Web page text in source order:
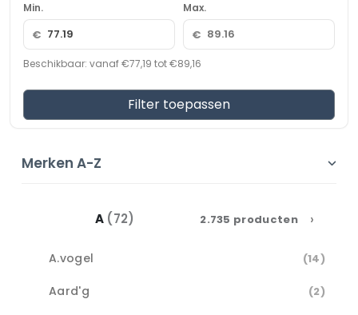
Min.
€
Max.
€
Beschikbaar: vanaf €77,19 tot €89,16
Filter toepassen
Merken A-Z
A (72) 2.735 producten ›
A.vogel (14)
Aard'g (2)